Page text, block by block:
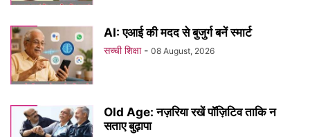
AI: एआई की मदद से बुजुर्ग बनें स्मार्ट
सच्ची शिक्षा - 08 August, 2026
Old Age: नज़रिया रखें पॉज़िटिव ताकि न
सताए बुढ़ापा